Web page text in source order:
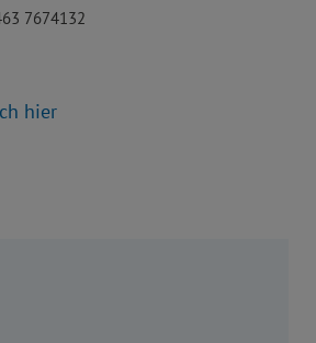
7674132
hier